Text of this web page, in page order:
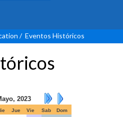
/ Eventos Históricos
2023
Jue Vie Sab
Dom